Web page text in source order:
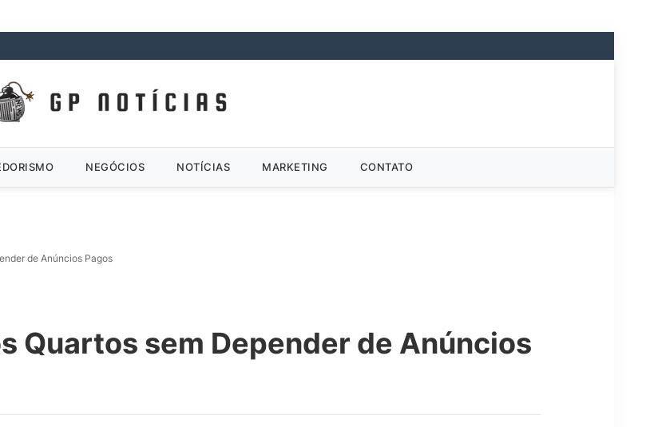
NEGÓCIOS NOTÍCIAS MARKETING CONTATO
de Anúncios Pagos
Quartos sem Depender de Anúncios